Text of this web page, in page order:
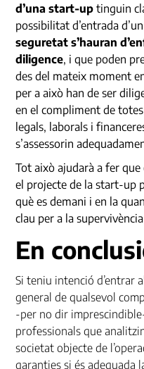
d’una start-up tinguin
possibilitat d’entrada
seguretat s’hauran
diligence, i que poden
des del mateix moment
per a això han de ser
en el compliment de
legals, laborals i
s’assessorin
Tot això ajudarà a fer
el projecte de la start-up
què es demani i en la
clau per a la
En
Si teniu intenció d’entrar
general de qualsevol
-per no dir
professionals que
societat objecte de
garanties si és adequada